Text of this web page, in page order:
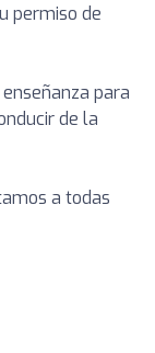
permiso de
para
de la
a todas